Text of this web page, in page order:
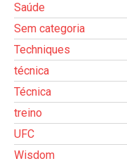
Saúde
Sem categoria
Techniques
técnica
Técnica
treino
UFC
Wisdom